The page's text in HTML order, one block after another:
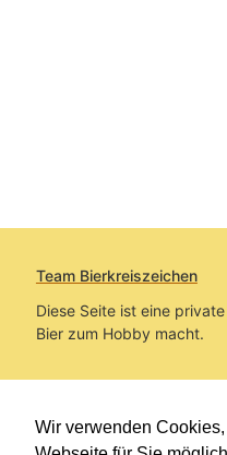
Wir verwenden
Team Bierkreiszeichen
Diese Seite ist eine
Bier zum Hobby macht.
Sie befinden sich auf
im Pfad:Bierkreiszeichen